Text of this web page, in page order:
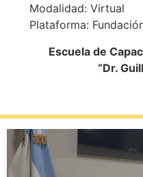
Modalidad: Virtual
Plataforma:
Escuela de
“Dr.